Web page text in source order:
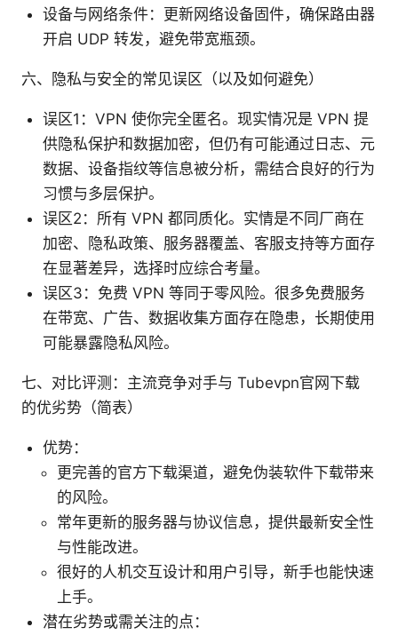
设备与网络条件：更新网络设备固件，确保路由器
开启 UDP 转发，避免带宽瓶颈。
六、隐私与安全的常见误区（以及如何避免）
误区1：VPN 使你完全匿名。现实情况是 VPN 提
供隐私保护和数据加密，但仍有可能通过日志、元
数据、设备指纹等信息被分析，需结合良好的行为
习惯与多层保护。
误区2：所有 VPN 都同质化。实情是不同厂商在
加密、隐私政策、服务器覆盖、客服支持等方面存
在显著差异，选择时应综合考量。
误区3：免费 VPN 等同于零风险。很多免费服务
在带宽、广告、数据收集方面存在隐患，长期使用
可能暴露隐私风险。
七、对比评测：主流竞争对手与 Tubevpn官网下载
的优劣势（简表）
优势：
更完善的官方下载渠道，避免伪装软件下载带来
的风险。
常年更新的服务器与协议信息，提供最新安全性
与性能改进。
很好的人机交互设计和用户引导，新手也能快速
上手。
潜在劣势或需关注的点：